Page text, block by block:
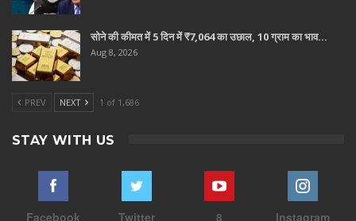
सोने की कीमत में 5 दिन में ₹7,064 का उछाल, 10 ग्राम का भाव…
Aug 8, 2026
PREV NEXT 1 of 1,686
STAY WITH US
Facebook Twitter 8 Instagram